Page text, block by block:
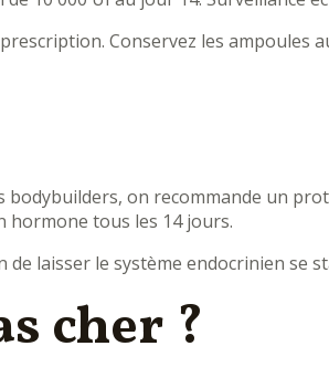
Conservez les ampoules
bodybuilders, on recommande un
hormone tous les 14 jours.
laisser le système endocrinien se
cher ?